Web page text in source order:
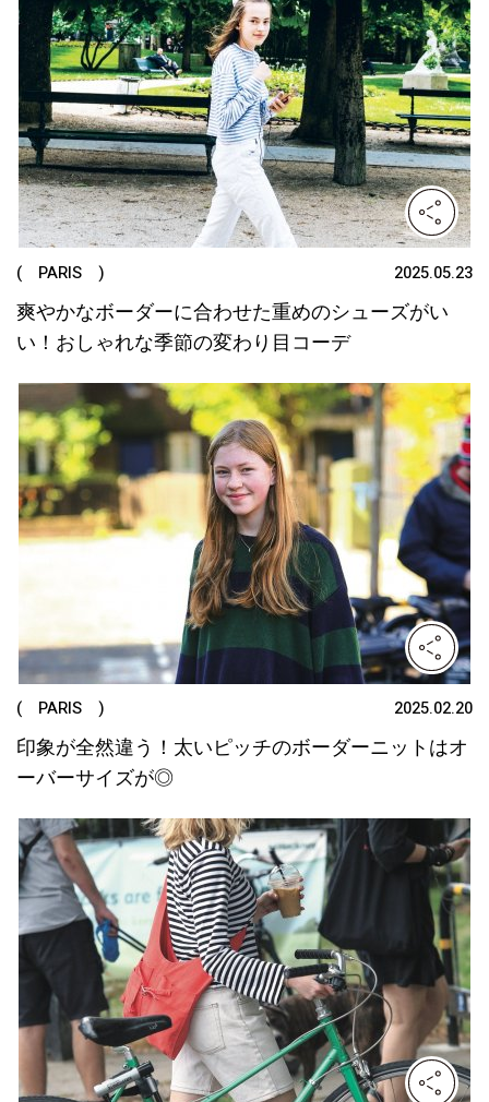
( PARIS ) 2025.05.23
爽やかなボーダーに合わせた重めのシューズがい
い！おしゃれな季節の変わり目コーデ
( PARIS ) 2025.02.20
印象が全然違う！太いピッチのボーダーニットはオ
ーバーサイズが◎